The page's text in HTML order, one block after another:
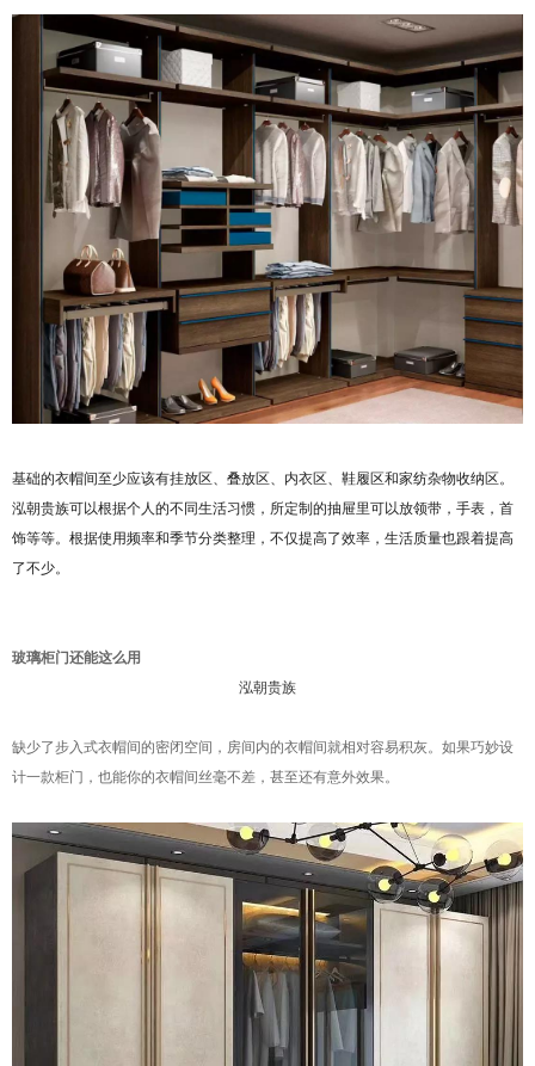
基础的衣帽间至少应该有挂放区、叠放区、内衣区、鞋履区和家纺杂物收纳区。
泓朝贵族可以根据个人的不同生活习惯，所定制的抽屉里可以放领带，手表，首
饰等等。根据使用频率和季节分类整理，不仅提高了效率，生活质量也跟着提高
了不少。
玻璃柜门还能这么用
泓朝贵族
缺少了步入式衣帽间的密闭空间，房间内的衣帽间就相对容易积灰。如果巧妙设
计一款柜门，也能你的衣帽间丝毫不差，甚至还有意外效果。